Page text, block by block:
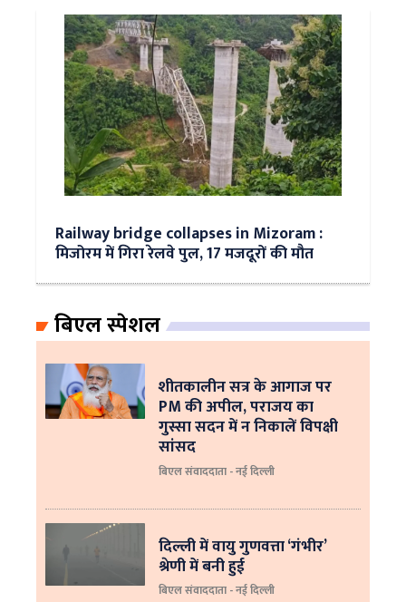
Railway bridge collapses in Mizoram :
मिजोरम में गिरा रेलवे पुल, 17 मजदूरों की मौत
बिएल स्पेशल
शीतकालीन सत्र के आगाज पर
PM की अपील, पराजय का
गुस्सा सदन में न निकालें विपक्षी
सांसद
बिएल संवाददाता - नई दिल्ली
दिल्ली में वायु गुणवत्ता ‘गंभीर’
श्रेणी में बनी हुई
बिएल संवाददाता - नई दिल्ली